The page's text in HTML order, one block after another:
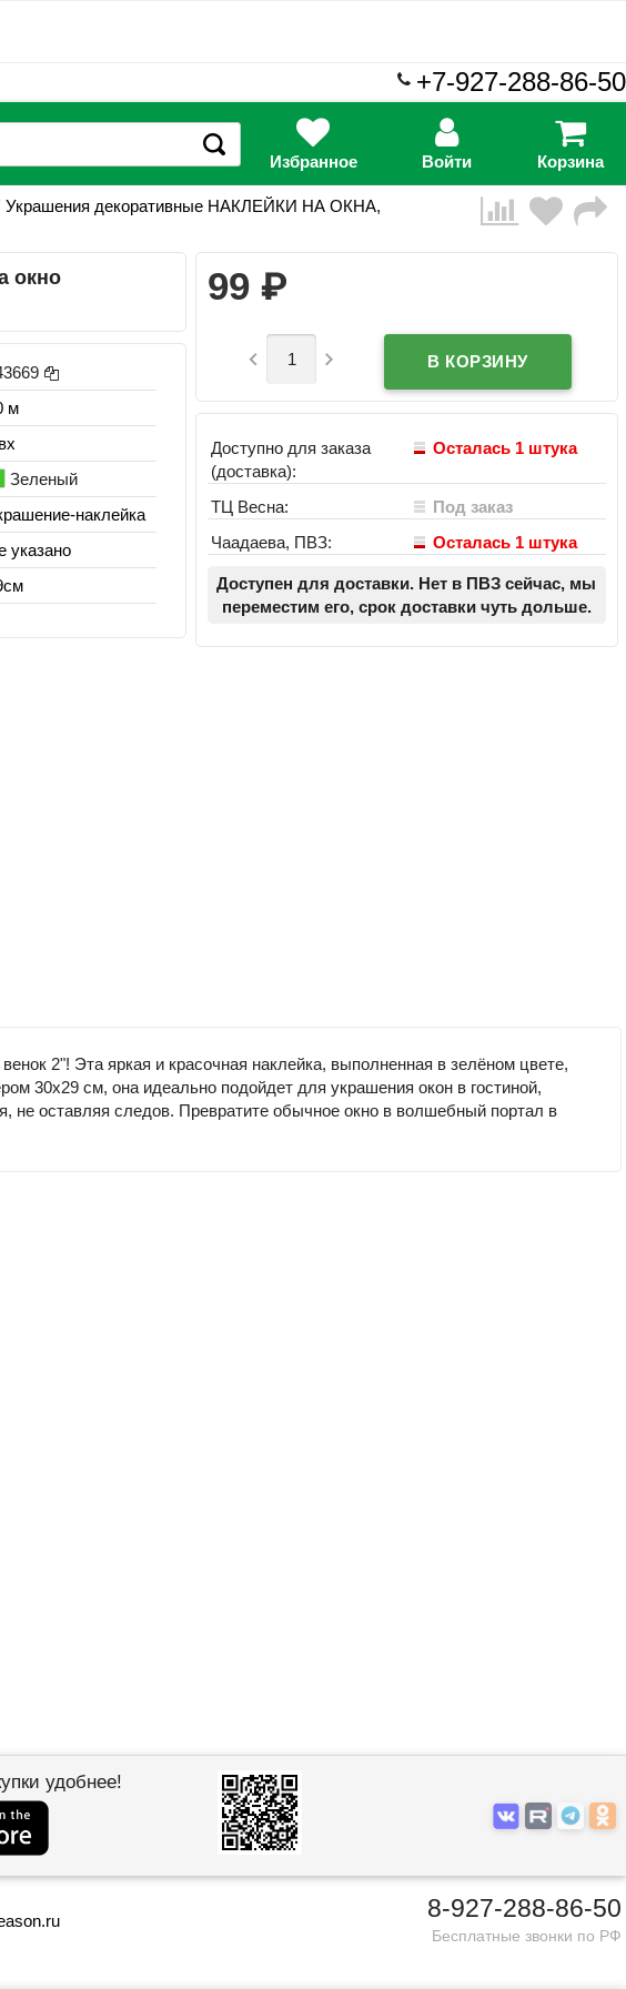
+7-927-288-86-50
Избранное Войти Корзина
Украшения декоративные НАКЛЕЙКИ НА ОКНА,
окно
м
Зеленый
наклейка
указано
99 ₽
 
Доступно для заказа
(доставка):
Осталась 1 штука
ТЦ Весна:
Под заказ
Чаадаева, ПВЗ:
Осталась 1 штука
Доступен для доставки. Нет в ПВЗ сейчас, мы
переместим его, срок доставки чуть дольше.
2"! Эта яркая и красочная наклейка, выполненная в зелёном цвете,
30x29 см, она идеально подойдет для украшения окон в гостиной,
не оставляя следов. Превратите обычное окно в волшебный портал в
удобнее!
8-927-288-86-50
Бесплатные звонки по РФ